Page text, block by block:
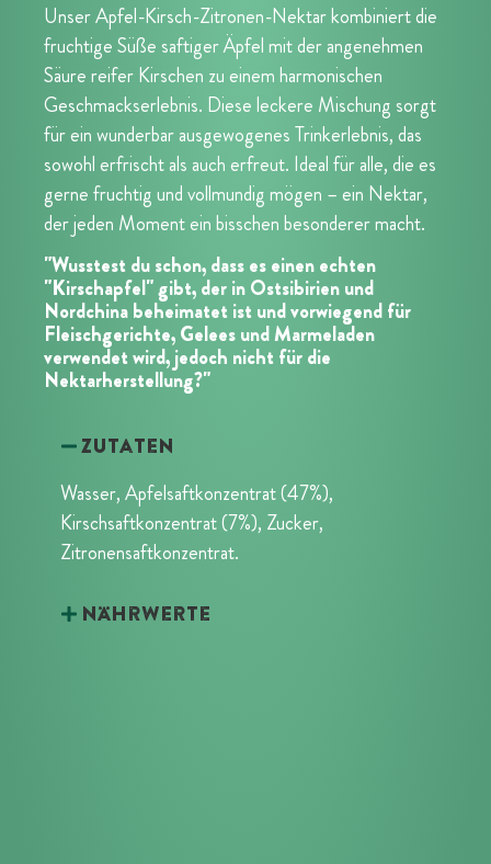
Unser Apfel-Kirsch-Zitronen-Nektar kombiniert die
fruchtige Süße saftiger Äpfel mit der angenehmen
Säure reifer Kirschen zu einem harmonischen
Geschmackserlebnis. Diese leckere Mischung sorgt
für ein wunderbar ausgewogenes Trinkerlebnis, das
sowohl erfrischt als auch erfreut. Ideal für alle, die es
gerne fruchtig und vollmundig mögen – ein Nektar,
der jeden Moment ein bisschen besonderer macht.
"Wusstest du schon, dass es einen echten
"Kirschapfel" gibt, der in Ostsibirien und
Nordchina beheimatet ist und vorwiegend für
Fleischgerichte, Gelees und Marmeladen
verwendet wird, jedoch nicht für die
Nektarherstellung?"
Zutaten
Wasser, Apfelsaftkonzentrat (47%),
Kirschsaftkonzentrat (7%), Zucker,
Zitronensaftkonzentrat.
Nährwerte